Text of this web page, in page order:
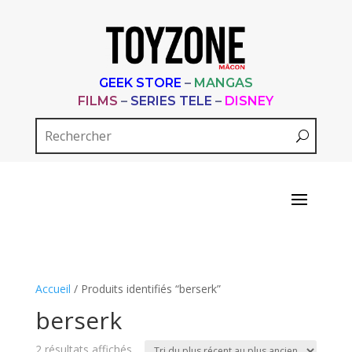
GEEK STORE – MANGAS
FILMS – SERIES TELE – DISNEY
Accueil / Produits identifiés “berserk”
berserk
Trié